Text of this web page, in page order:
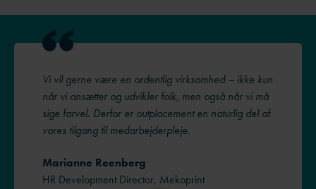
Vi vil gerne være en ordentlig virksomhed – ikke kun
når vi ansætter og udvikler folk, men også når vi må
sige farvel. Derfor er outplacement en naturlig del af
vores tilgang til medarbejderpleje.
Marianne Reenberg
HR Development Director, Mekoprint